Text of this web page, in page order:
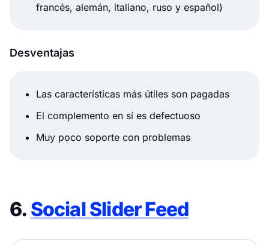
francés, alemán, italiano, ruso y español)
Desventajas
Las características más útiles son pagadas
El complemento en sí es defectuoso
Muy poco soporte con problemas
6. Social Slider Feed